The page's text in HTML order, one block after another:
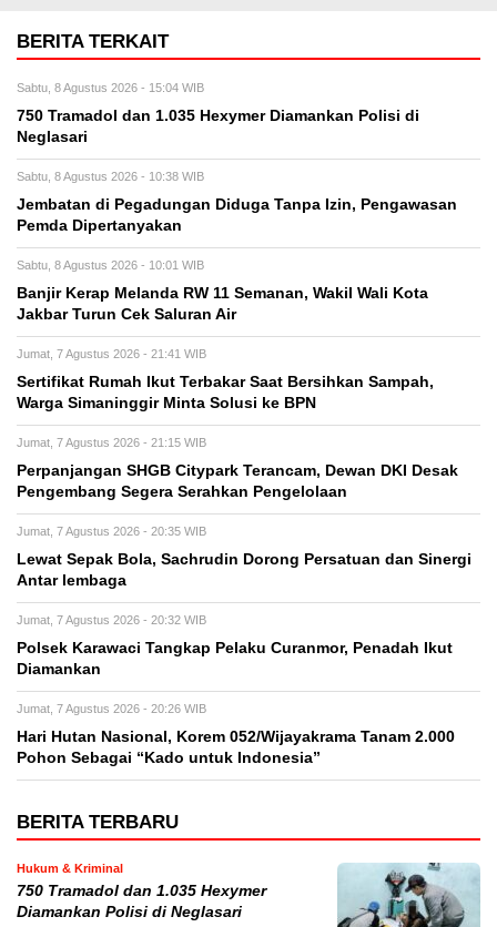
BERITA TERKAIT
Sabtu, 8 Agustus 2026 - 15:04 WIB
750 Tramadol dan 1.035 Hexymer Diamankan Polisi di
Neglasari
Sabtu, 8 Agustus 2026 - 10:38 WIB
Jembatan di Pegadungan Diduga Tanpa Izin, Pengawasan
Pemda Dipertanyakan
Sabtu, 8 Agustus 2026 - 10:01 WIB
Banjir Kerap Melanda RW 11 Semanan, Wakil Wali Kota
Jakbar Turun Cek Saluran Air
Jumat, 7 Agustus 2026 - 21:41 WIB
Sertifikat Rumah Ikut Terbakar Saat Bersihkan Sampah,
Warga Simaninggir Minta Solusi ke BPN
Jumat, 7 Agustus 2026 - 21:15 WIB
Perpanjangan SHGB Citypark Terancam, Dewan DKI Desak
Pengembang Segera Serahkan Pengelolaan
Jumat, 7 Agustus 2026 - 20:35 WIB
Lewat Sepak Bola, Sachrudin Dorong Persatuan dan Sinergi
Antar lembaga
Jumat, 7 Agustus 2026 - 20:32 WIB
Polsek Karawaci Tangkap Pelaku Curanmor, Penadah Ikut
Diamankan
Jumat, 7 Agustus 2026 - 20:26 WIB
Hari Hutan Nasional, Korem 052/Wijayakrama Tanam 2.000
Pohon Sebagai “Kado untuk Indonesia”
BERITA TERBARU
Hukum & Kriminal
750 Tramadol dan 1.035 Hexymer
Diamankan Polisi di Neglasari